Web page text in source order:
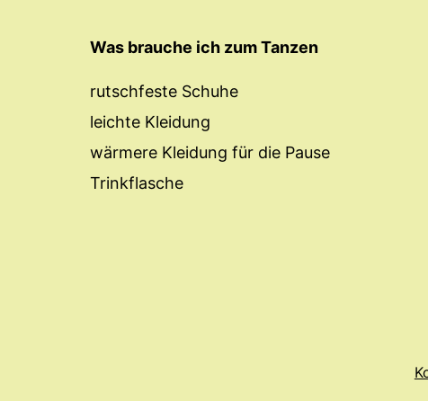
Was brauche ich zum Tanzen
rutschfeste Schuhe
leichte Kleidung
wärmere Kleidung für die Pause
Trinkflasche